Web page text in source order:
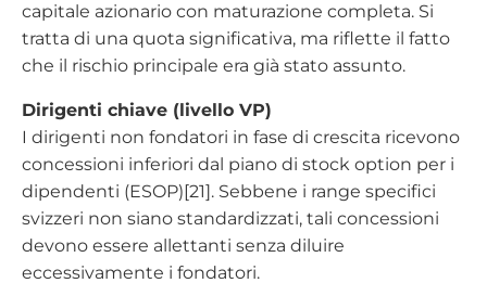
capitale azionario con maturazione completa. Si
tratta di una quota significativa, ma riflette il fatto
che il rischio principale era già stato assunto.
Dirigenti chiave (livello VP)
I dirigenti non fondatori in fase di crescita ricevono
concessioni inferiori dal piano di stock option per i
dipendenti (ESOP)[21]. Sebbene i range specifici
svizzeri non siano standardizzati, tali concessioni
devono essere allettanti senza diluire
eccessivamente i fondatori.